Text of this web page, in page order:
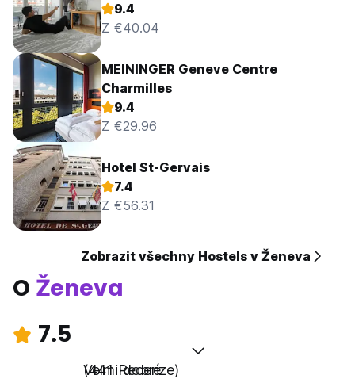
9.4
Z €40.04
MEININGER Geneve Centre
Charmilles
9.4
Z €29.96
Hotel St-Gervais
7.4
Z €56.31
Zobrazit všechny Hostels v Ženeva
O Ženeva
7.5
Velmi dobré
(441 Recenze)